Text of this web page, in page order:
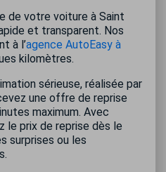
de votre voiture à Saint
et transparent. Nos
à l’agence AutoEasy à
kilomètres.
sérieuse, réalisée par
une offre de reprise
maximum. Avec
le prix de reprise dès le
surprises ou les